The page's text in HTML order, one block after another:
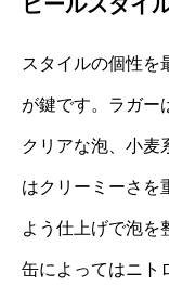
スタイルの個性を
が鍵です。ラガー
クリアな泡、小麦
はクリーミーさを
よう仕上げで泡を
缶によってはニト